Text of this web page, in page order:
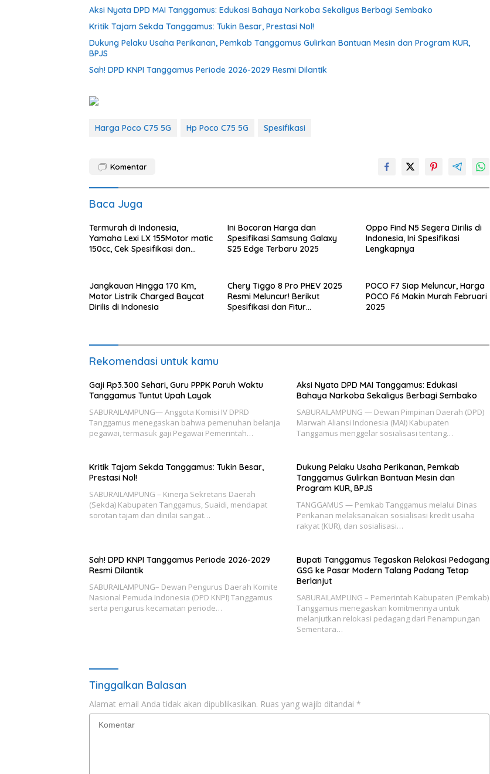
Aksi Nyata DPD MAI Tanggamus: Edukasi Bahaya Narkoba Sekaligus Berbagi Sembako
Kritik Tajam Sekda Tanggamus: Tukin Besar, Prestasi Nol!
Dukung Pelaku Usaha Perikanan, Pemkab Tanggamus Gulirkan Bantuan Mesin dan Program KUR,
BPJS
Sah! DPD KNPI Tanggamus Periode 2026-2029 Resmi Dilantik
Harga Poco C75 5G Hp Poco C75 5G Spesifikasi
Komentar
Baca Juga
Termurah di Indonesia,
Yamaha Lexi LX 155Motor matic
150cc, Cek Spesifikasi dan
Ini Bocoran Harga dan
Spesifikasi Samsung Galaxy
S25 Edge Terbaru 2025
Oppo Find N5 Segera Dirilis di
Indonesia, Ini Spesifikasi
Lengkapnya
Jangkauan Hingga 170 Km,
Motor Listrik Charged Baycat
Dirilis di Indonesia
Chery Tiggo 8 Pro PHEV 2025
Resmi Meluncur! Berikut
Spesifikasi dan Fitur
POCO F7 Siap Meluncur, Harga
POCO F6 Makin Murah Februari
2025
Rekomendasi untuk kamu
Gaji Rp3.300 Sehari, Guru PPPK Paruh Waktu
Tanggamus Tuntut Upah Layak
SABURAILAMPUNG— Anggota Komisi IV DPRD
Tanggamus menegaskan bahwa pemenuhan belanja
pegawai, termasuk gaji Pegawai Pemerintah…
Aksi Nyata DPD MAI Tanggamus: Edukasi
Bahaya Narkoba Sekaligus Berbagi Sembako
SABURAILAMPUNG — Dewan Pimpinan Daerah (DPD)
Marwah Aliansi Indonesia (MAI) Kabupaten
Tanggamus menggelar sosialisasi tentang…
Kritik Tajam Sekda Tanggamus: Tukin Besar,
Prestasi Nol!
SABURAILAMPUNG – Kinerja Sekretaris Daerah
(Sekda) Kabupaten Tanggamus, Suaidi, mendapat
sorotan tajam dan dinilai sangat…
Dukung Pelaku Usaha Perikanan, Pemkab
Tanggamus Gulirkan Bantuan Mesin dan
Program KUR, BPJS
TANGGAMUS — Pemkab Tanggamus melalui Dinas
Perikanan melaksanakan sosialisasi kredit usaha
rakyat (KUR), dan sosialisasi…
Sah! DPD KNPI Tanggamus Periode 2026-2029
Resmi Dilantik
SABURAILAMPUNG– Dewan Pengurus Daerah Komite
Nasional Pemuda Indonesia (DPD KNPI) Tanggamus
serta pengurus kecamatan periode…
Bupati Tanggamus Tegaskan Relokasi Pedagang
GSG ke Pasar Modern Talang Padang Tetap
Berlanjut
SABURAILAMPUNG – Pemerintah Kabupaten (Pemkab)
Tanggamus menegaskan komitmennya untuk
melanjutkan relokasi pedagang dari Penampungan
Sementara…
Tinggalkan Balasan
Alamat email Anda tidak akan dipublikasikan. Ruas yang wajib ditandai *